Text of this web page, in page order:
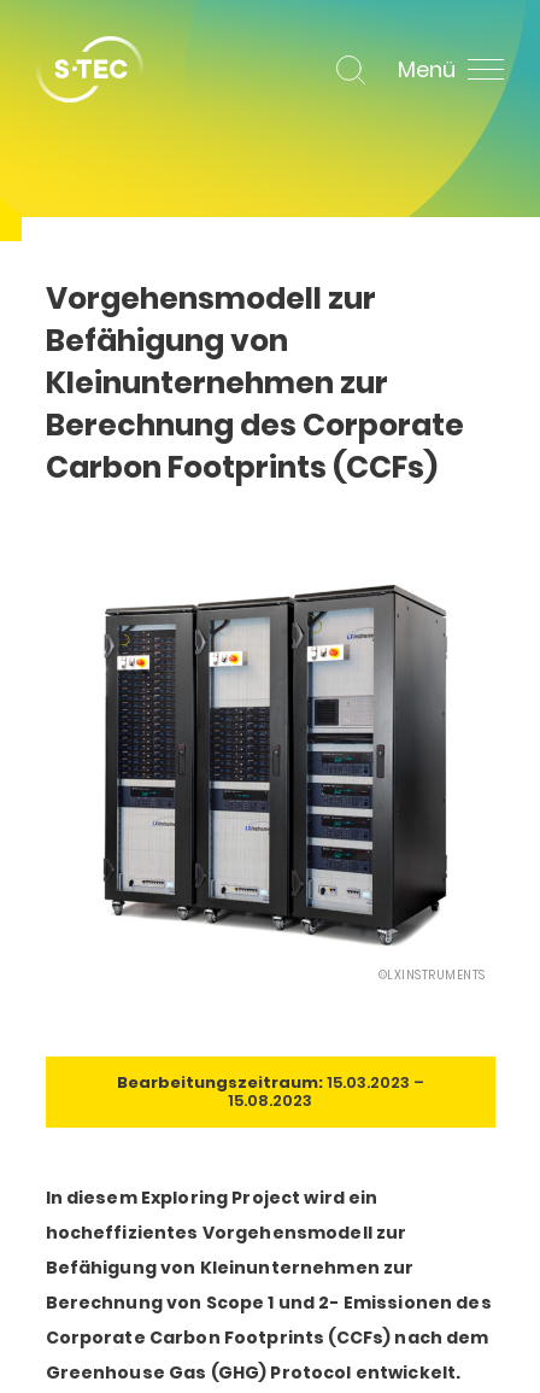
Menü
Vorgehensmodell zur
Befähigung von
Kleinunternehmen zur
Berechnung des Corporate
Carbon Footprints (CCFs)
©LXINSTRUMENTS
Bearbeitungszeitraum:15.03.2023 –
15.08.2023
In diesem Exploring Project wird ein
hocheffizientes Vorgehensmodell zur
Befähigung von Kleinunternehmen zur
Berechnung von Scope 1 und 2- Emissionen des
Corporate Carbon Footprints (CCFs) nach dem
Greenhouse Gas (GHG) Protocol entwickelt.